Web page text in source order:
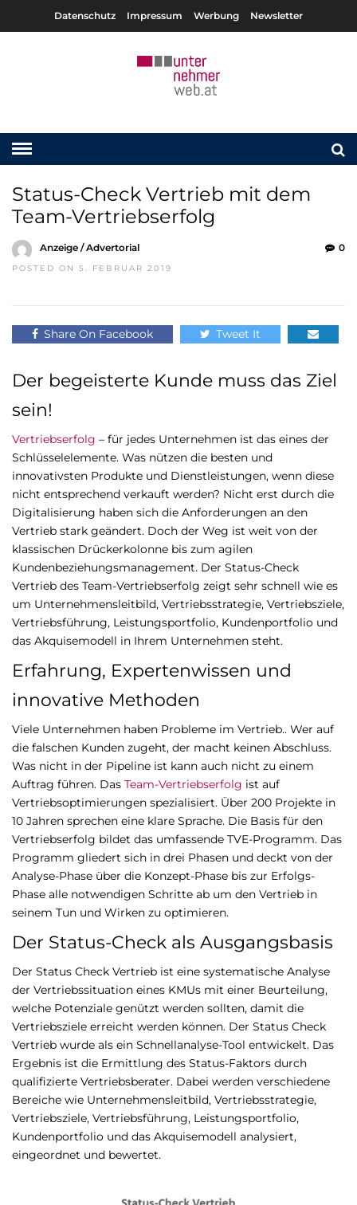
Datenschutz Impressum Werbung Newsletter
Status-Check Vertrieb mit dem
Team-Vertriebserfolg
Anzeige / Advertorial
POSTED ON 5. FEBRUAR 2019
0
Share On Facebook Tweet It
Der begeisterte Kunde muss das Ziel
sein!
Vertriebserfolg – für jedes Unternehmen ist das eines der
Schlüsselelemente. Was nützen die besten und
innovativsten Produkte und Dienstleistungen, wenn diese
nicht entsprechend verkauft werden? Nicht erst durch die
Digitalisierung haben sich die Anforderungen an den
Vertrieb stark geändert. Doch der Weg ist weit von der
klassischen Drückerkolonne bis zum agilen
Kundenbeziehungsmanagement. Der Status-Check
Vertrieb des Team-Vertriebserfolg zeigt sehr schnell wie es
um Unternehmensleitbild, Vertriebsstrategie, Vertriebsziele,
Vertriebsführung, Leistungsportfolio, Kundenportfolio und
das Akquisemodell in Ihrem Unternehmen steht.
Erfahrung, Expertenwissen und
innovative Methoden
Viele Unternehmen haben Probleme im Vertrieb.. Wer auf
die falschen Kunden zugeht, der macht keinen Abschluss.
Was nicht in der Pipeline ist kann auch nicht zu einem
Auftrag führen. Das Team-Vertriebserfolg ist auf
Vertriebsoptimierungen spezialisiert. Über 200 Projekte in
10 Jahren sprechen eine klare Sprache. Die Basis für den
Vertriebserfolg bildet das umfassende TVE-Programm. Das
Programm gliedert sich in drei Phasen und deckt von der
Analyse-Phase über die Konzept-Phase bis zur Erfolgs-
Phase alle notwendigen Schritte ab um den Vertrieb in
seinem Tun und Wirken zu optimieren.
Der Status-Check als Ausgangsbasis
Der Status Check Vertrieb ist eine systematische Analyse
der Vertriebssituation eines KMUs mit einer Beurteilung,
welche Potenziale genützt werden sollten, damit die
Vertriebsziele erreicht werden können. Der Status Check
Vertrieb wurde als ein Schnellanalyse-Tool entwickelt. Das
Ergebnis ist die Ermittlung des Status-Faktors durch
qualifizierte Vertriebsberater. Dabei werden verschiedene
Bereiche wie Unternehmensleitbild, Vertriebsstrategie,
Vertriebsziele, Vertriebsführung, Leistungsportfolio,
Kundenportfolio und das Akquisemodell analysiert,
eingeordnet und bewertet.